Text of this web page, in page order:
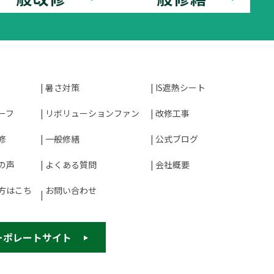
暑さ対策 IS遮熱シート
フ リボリューションファン 改修工事
一般修繕 公式ブログ
声 よくある質問 会社概要
はこち お問い合わせ
ポレートサイト